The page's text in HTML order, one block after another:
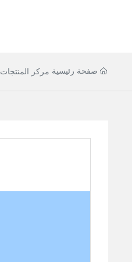
صفحة رئيسية مركز المنتجات